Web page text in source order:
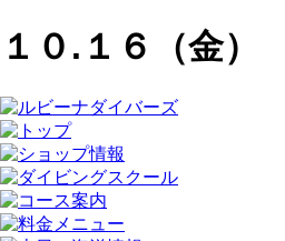
１０.１６（金